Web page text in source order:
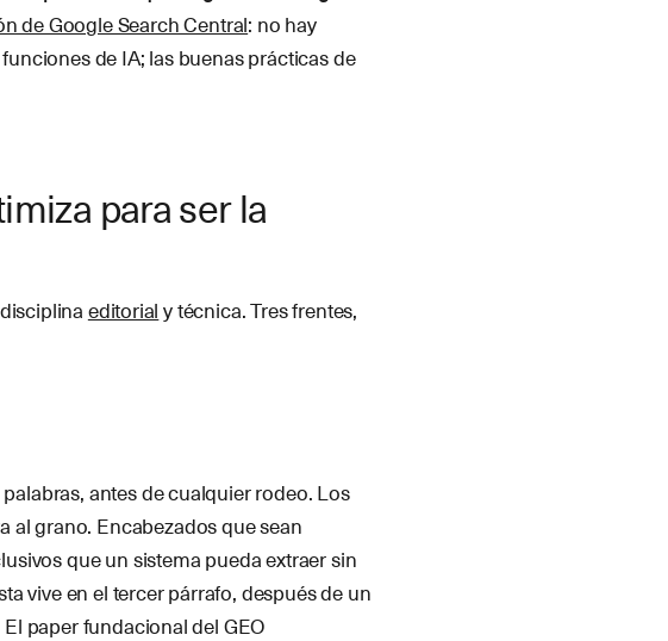
de Google Search Central: no hay
de IA; las buenas prácticas de
para ser la
editorialy técnica. Tres frentes,
antes de cualquier rodeo. Los
grano. Encabezados que sean
que un sistema pueda extraer sin
vive en el tercer párrafo, después de un
paper fundacional del GEO